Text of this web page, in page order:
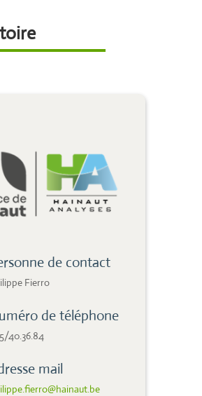
de contact
Fierro
de téléphone
40.36.84
mail